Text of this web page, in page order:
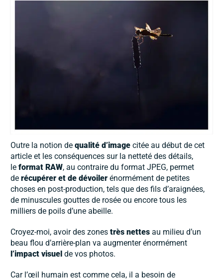
Outre la notion de qualité d’image citée au début de cet
article et les conséquences sur la netteté des détails,
le format RAW, au contraire du format JPEG, permet
de récupérer et de dévoiler énormément de petites
choses en post-production, tels que des fils d’araignées,
de minuscules gouttes de rosée ou encore tous les
milliers de poils d’une abeille.
Croyez-moi, avoir des zones très nettes au milieu d’un
beau flou d’arrière-plan va augmenter énormément
l’impact visuel de vos photos.
Car l’œil humain est comme cela, il a besoin de